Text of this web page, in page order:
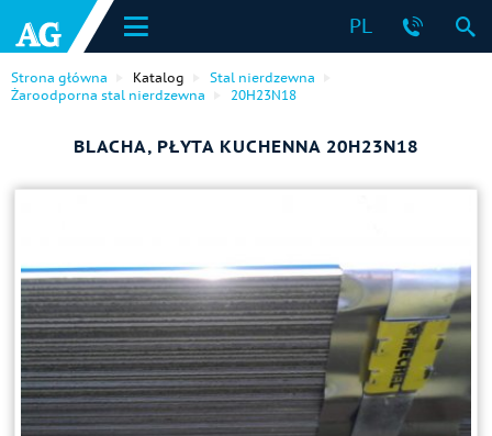
PL
Strona główna Katalog
Stal nierdzewna
Żaroodporna stal nierdzewna
20H23N18
BLACHA, PŁYTA KUCHENNA 20H23N18